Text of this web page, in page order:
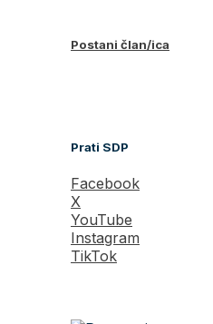
Postani član/ica
Prati SDP
Facebook
X
YouTube
Instagram
TikTok